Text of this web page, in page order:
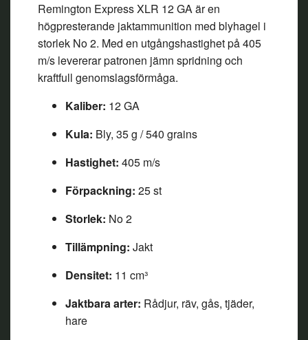
Remington Express XLR 12 GA är en
högpresterande jaktammunition med blyhagel i
storlek No 2. Med en utgångshastighet på 405
m/s levererar patronen jämn spridning och
kraftfull genomslagsförmåga.
Kaliber: 12 GA
Kula: Bly, 35 g / 540 grains
Hastighet: 405 m/s
Förpackning: 25 st
Storlek: No 2
Tillämpning: Jakt
Densitet: 11 cm³
Jaktbara arter: Rådjur, räv, gås, tjäder,
hare